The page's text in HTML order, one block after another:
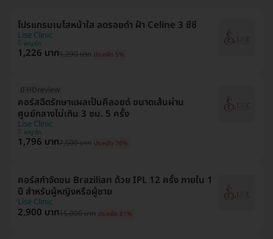
โปรแกรมเมโสหน้าใส ลดรอยดำ ฝ้า Celine 3 ซีซี
Lise Clinic
พญาไท
1,226 บาท1,290 บาท ประหยัด 5%
มี HDreview
คอร์สฉีดรักษาแผลเป็นคีลอยด์ ขนาดเส้นผ่าน
ศูนย์กลางไม่เกิน 3 ซม. 5 ครั้ง
Lise Clinic
พญาไท
1,796 บาท7,500 บาท ประหยัด 76%
คอร์สกำจัดขน Brazilian ด้วย IPL 12 ครั้ง ภายใน 1
ปี สำหรับผู้หญิงหรือผู้ชาย
Lise Clinic
2,900 บาท15,000 บาท ประหยัด 81%